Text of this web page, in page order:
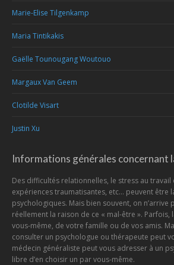
Marie-Elise Tilgenkamp
Maria Tintikakis
Gaëlle Tounougang Woutouo
Margaux Van Geem
Clotilde Visart
Justin Xu
Informations générales concernant
Des difficultés relationnelles, le stress au travail
expériences traumatisantes, etc… peuvent être
psychologiques. Mais bien souvent, on n’arrive
réellement la raison de ce « mal-être ».
vous-même, de votre famille ou de vos amis.
consulter un psychologue ou thérapeute peut
médecin généraliste peut vous adresser à un
libre d’en choisir un par vous-même.